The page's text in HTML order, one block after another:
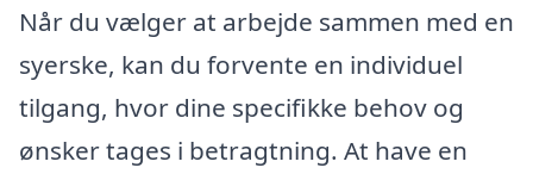
Når du vælger at arbejde sammen med en
syerske, kan du forvente en individuel
tilgang, hvor dine specifikke behov og
ønsker tages i betragtning. At have en